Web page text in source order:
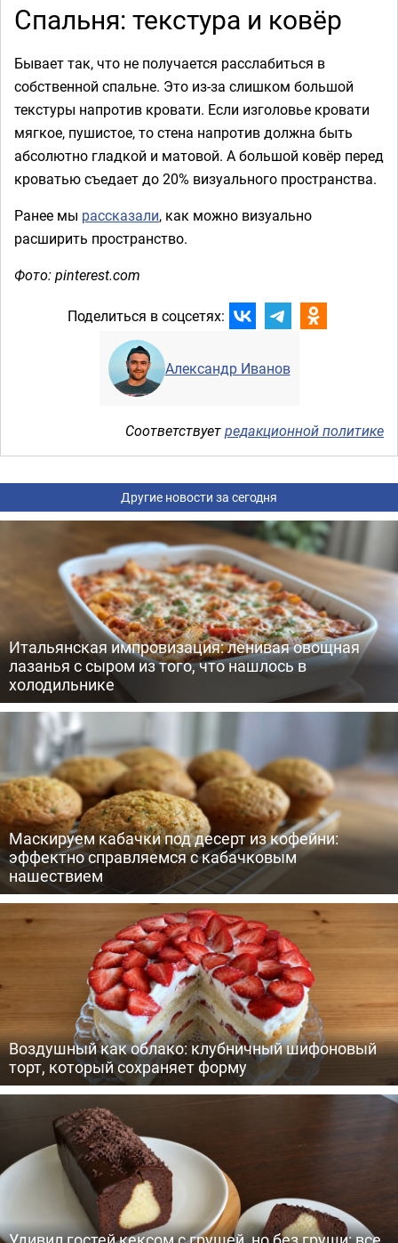
Спальня: текстура и ковёр
Бывает так, что не получается расслабиться в
собственной спальне. Это из-за слишком большой
текстуры напротив кровати. Если изголовье кровати
мягкое, пушистое, то стена напротив должна быть
абсолютно гладкой и матовой. А большой ковёр перед
кроватью съедает до 20% визуального пространства.
Ранее мы рассказали, как можно визуально
расширить пространство.
Фото: pinterest.com
Поделиться в соцсетях:
Александр Иванов
Соответствуетредакционной политике
Другие новости за сегодня
Итальянская импровизация: ленивая овощная
лазанья с сыром из того, что нашлось в
холодильнике
Маскируем кабачки под десерт из кофейни:
эффектно справляемся с кабачковым
нашествием
Воздушный как облако: клубничный шифоновый
торт, который сохраняет форму